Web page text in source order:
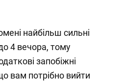
найбільш сильні
4 вечора, тому
запобіжні
вам потрібно вийти